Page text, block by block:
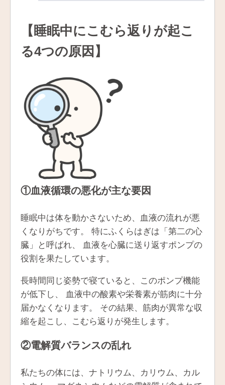
【睡眠中にこむら返りが起こ
る4つの原因】
①血液循環の悪化が主な要因
睡眠中は体を動かさないため、血液の流れが悪
くなりがちです。 特にふくらはぎは「第二の心
臓」と呼ばれ、 血液を心臓に送り返すポンプの
役割を果たしています。
長時間同じ姿勢で寝ていると、このポンプ機能
が低下し、 血液中の酸素や栄養素が筋肉に十分
届かなくなります。 その結果、筋肉が異常な収
縮を起こし、こむら返りが発生します。
②電解質バランスの乱れ
私たちの体には、ナトリウム、カリウム、カル